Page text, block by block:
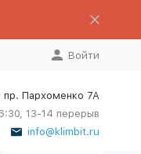
Войти
пр. Пархоменко 7А
13-14 перерыв
info@klimbit.ru